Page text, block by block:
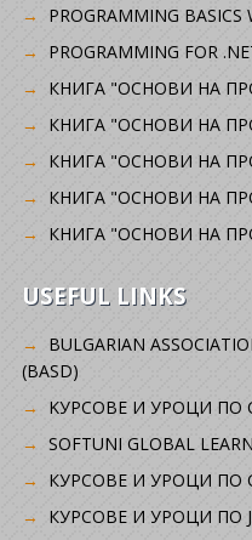
PROGRAMMING
PROGRAMMING FOR
КНИГА "ОСНОВИ НА
КНИГА "ОСНОВИ НА
КНИГА "ОСНОВИ НА
КНИГА "ОСНОВИ НА
КНИГА "ОСНОВИ НА
USEFUL LINKS
BULGARIAN
(BASD)
KУРСОВЕ И УРОЦИ ПО
SOFTUNI GLOBAL
КУРСОВЕ И УРОЦИ ПО
КУРСОВЕ И УРОЦИ ПО